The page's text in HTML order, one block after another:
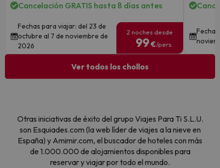
Cancelación GRATIS hasta 8 días antes
Fechas para viajar: del 23 de
octubre al 7 de noviembre de
2026
2 noches desde
99€/pers.
Ver todos los chollos
Otras iniciativas de éxito del grupo Viajes Para Ti S.L.U.
son Esquiades.com (la web líder de viajes a la nieve en
España) y Amimir.com, el buscador de hoteles con más
de 1.000.000 de alojamientos disponibles para
reservar y viajar por todo el mundo.